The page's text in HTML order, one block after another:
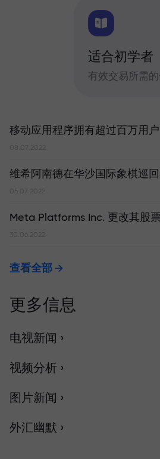
适合初学者
有效交易所需的
移动应用程序拥有超过百万用户
08.07.2022
维希阿南德在华沙国际象棋巡
Meta Platforms Inc. 更改其股
30.06.2022
查看全部
更多信息
电视新闻 ›
视频分析 ›
图片新闻 ›
外汇幽默 ›